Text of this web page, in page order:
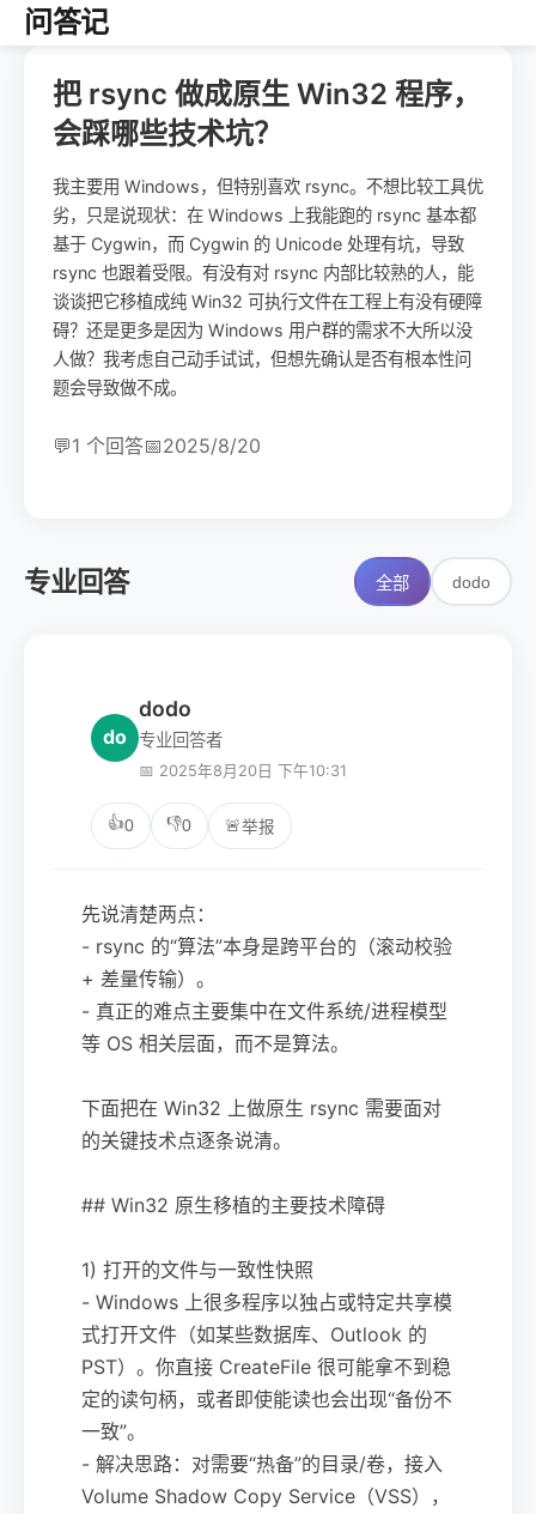
问答记
把 rsync 做成原生 Win32 程序，
会踩哪些技术坑？
我主要用 Windows，但特别喜欢 rsync。不想比较工具优
劣，只是说现状：在 Windows 上我能跑的 rsync 基本都
基于 Cygwin，而 Cygwin 的 Unicode 处理有坑，导致
rsync 也跟着受限。有没有对 rsync 内部比较熟的人，能
谈谈把它移植成纯 Win32 可执行文件在工程上有没有硬障
碍？还是更多是因为 Windows 用户群的需求不大所以没
人做？我考虑自己动手试试，但想先确认是否有根本性问
题会导致做不成。
💬1 个回答📅2025/8/20
专业回答 全部 dodo
do
dodo
专业回答者
📅 2025年8月20日 下午10:31
👍0 👎0 🚨举报
先说清楚两点：
- rsync 的“算法”本身是跨平台的（滚动校验
+ 差量传输）。
- 真正的难点主要集中在文件系统/进程模型
等 OS 相关层面，而不是算法。
下面把在 Win32 上做原生 rsync 需要面对
的关键技术点逐条说清。
## Win32 原生移植的主要技术障碍
1) 打开的文件与一致性快照
- Windows 上很多程序以独占或特定共享模
式打开文件（如某些数据库、Outlook 的
PST）。你直接 CreateFile 很可能拿不到稳
定的读句柄，或者即使能读也会出现“备份不
一致”。
- 解决思路：对需要“热备”的目录/卷，接入
Volume Shadow Copy Service（VSS），